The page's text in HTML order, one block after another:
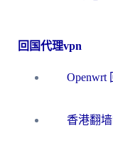
回国代理vpn